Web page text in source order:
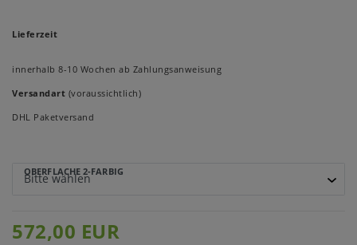
Lieferzeit
innerhalb 8-10 Wochen ab Zahlungsanweisung
Versandart (voraussichtlich)
DHL Paketversand
OBERFLÄCHE 2-FARBIG
572,00 EUR